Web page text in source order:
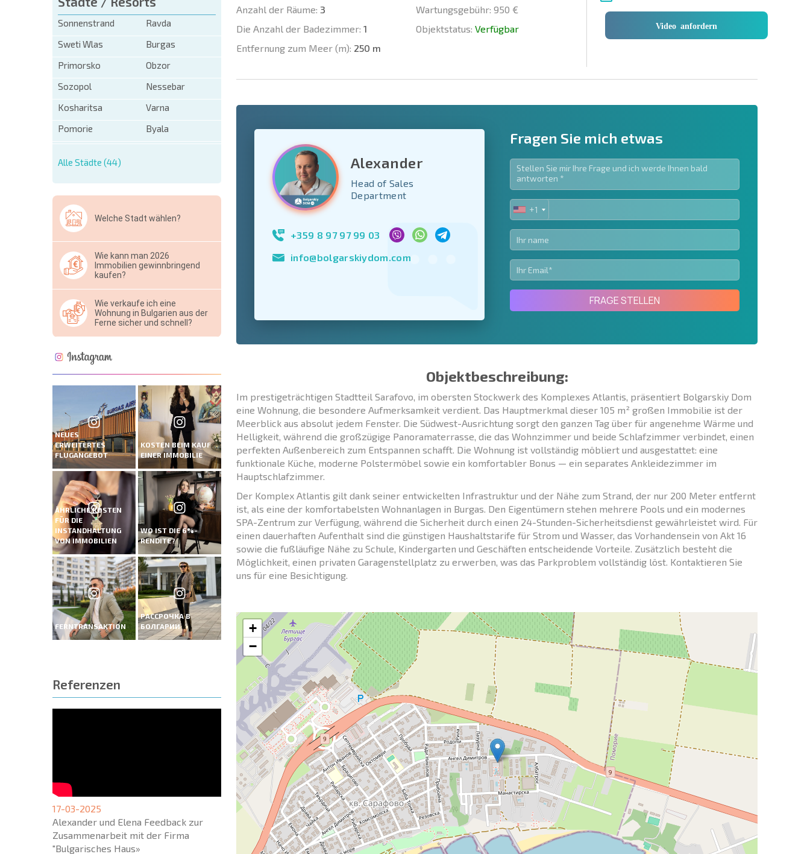
Sonnenstrand
Ravda
Sweti Wlas
Burgas
Primorsko
Obzor
Sozopol
Nessebar
Kosharitsa
Varna
Pomorie
Byala
Alle Städte (44)
Welche Stadt wählen?
Wie kann man 2026
Immobilien gewinnbringend
kaufen?
Wie verkaufe ich eine
Wohnung in Bulgarien aus der
Ferne sicher und schnell?
NEUES
ERWEITERTES
FLUGANGEBOT
KOSTEN BEIM KAUF
EINER IMMOBILIE
ÄHRLICHE KOSTEN
FÜR DIE
INSTANDHALTUNG
VON IMMOBILIEN
WO IST DIE 6%-
RENDITE?
FERNTRANSAKTION
РАССРОЧКА В
БОЛГАРИИ
Referenzen
17-03-2025
Alexander und Elena Feedback zur
Zusammenarbeit mit der Firma
"Bulgarisches Haus»
Anzahl der Räume: 3
Die Anzahl der Badezimmer: 1
Entfernung zum Meer (m): 250 m
Wartungsgebühr: 950 €
Objektstatus: Verfügbar Video anfordern
United
+1
* Benötigte Felder
Newsletter abonnieren | Durch Anklicken des Buttons stimmen Sie der
Nutzung Ihrer Daten zu.
Eine Nachricht schicken
Alexander
Head of Sales
Department
+359 8 97 97 99 03
info@bolgarskiydom.com
Fragen Sie mich etwas
UNITED
STATES
+1
+1
FRAGE STELLEN
Objektbeschreibung:
Im prestigeträchtigen Stadtteil Sarafovo, im obersten Stockwerk des Komplexes Atlantis, präsentiert Bolgarskiy Dom
eine Wohnung, die besondere Aufmerksamkeit verdient. Das Hauptmerkmal dieser 105 m² großen Immobilie ist der
Meerblick aus absolut jedem Fenster. Die Südwest-Ausrichtung sorgt den ganzen Tag über für angenehme Wärme und
Helligkeit, während die großzügige Panoramaterrasse, die das Wohnzimmer und beide Schlafzimmer verbindet, einen
perfekten Außenbereich zum Entspannen schafft. Die Wohnung ist vollständig möbliert und ausgestattet: eine
funktionale Küche, moderne Polstermöbel sowie ein komfortabler Bonus — ein separates Ankleidezimmer im
Hauptschlafzimmer.
Der Komplex Atlantis gilt dank seiner entwickelten Infrastruktur und der Nähe zum Strand, der nur 200 Meter entfernt
ist, als eine der komfortabelsten Wohnanlagen in Burgas. Den Eigentümern stehen mehrere Pools und ein modernes
SPA-Zentrum zur Verfügung, während die Sicherheit durch einen 24-Stunden-Sicherheitsdienst gewährleistet wird. Für
einen dauerhaften Aufenthalt sind die günstigen Haushaltstarife für Strom und Wasser, das Vorhandensein von Akt 16
sowie die fußläufige Nähe zu Schule, Kindergarten und Geschäften entscheidende Vorteile. Zusätzlich besteht die
Möglichkeit, einen privaten Garagenstellplatz zu erwerben, was das Parkproblem vollständig löst. Kontaktieren Sie
uns für eine Besichtigung.
+
−